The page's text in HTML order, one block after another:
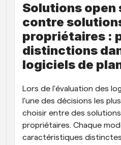
Solutions open
contre
propriétaires :
distinctions
logiciels de
Lors de l'évaluation des
l'une des décisions les
choisir entre des
propriétaires. Chaque
caractéristiques